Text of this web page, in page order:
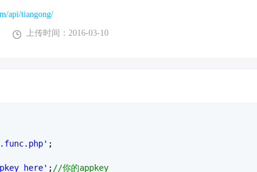
api/tiangong/
上传时间：2016-03-10
;
; //你的appkey